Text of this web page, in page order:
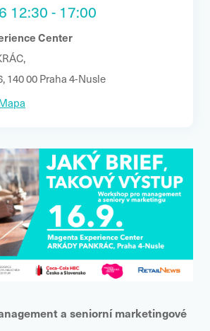
12:30 - 17:00
Center
140 00 Praha 4-Nusle
a seniorní marketingové